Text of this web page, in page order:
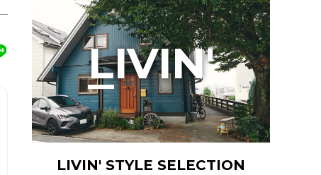
LIVIN' STYLE SELECTION
LIVIN'